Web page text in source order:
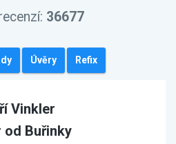
36677
Úvěry Refix
Vinkler
od Buřinky